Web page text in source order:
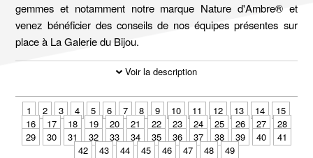
gemmes et notamment notre marque Nature d'Ambre® et
venez bénéficier des conseils de nos équipes présentes sur
place à La Galerie du Bijou.
Voir la description
1 2 3 4 5 6 7 8 9 10 11 12 13 14
15
16
17 18 19 20 21 22 23 24 25 26 27
28
29
30 31 32 33 34 35 36 37 38 39 40
41
42
43 44 45 46 47 48 49